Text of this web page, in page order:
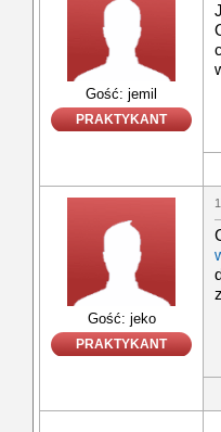
Gość: jemil
PRAKTYKANT
Gość: jeko
PRAKTYKANT